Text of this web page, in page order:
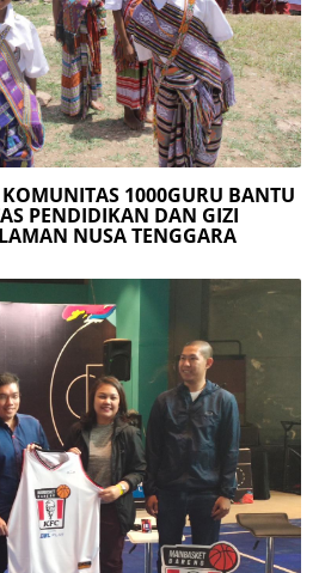
1000GURU BANTU
PENDIDIKAN DAN GIZI
NUSA TENGGARA